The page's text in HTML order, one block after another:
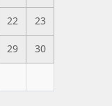
22 23
29 30